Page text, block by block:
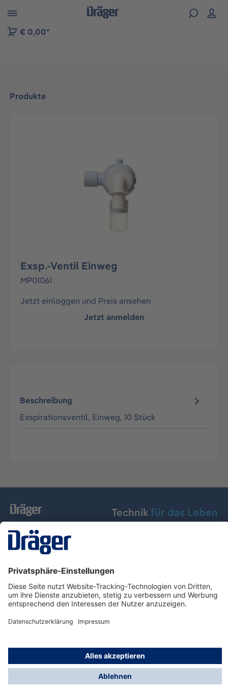
der B2B-Plattform springen
€ 0,00*
Produkte
Exsp.-Ventil Einweg
MP01061
Jetzt einloggen und Preis ansehen
Jetzt anmelden
Beschreibung
Exspirationsventil, Einweg, 10 Stück
Technik für das Leben
Dräger Austria GmbH
Über Dräger
Informationen
© Dräger Austria GmbH, 2024
* Alle Preise exkl. gesetzl. Mehrwertsteuer zzgl.